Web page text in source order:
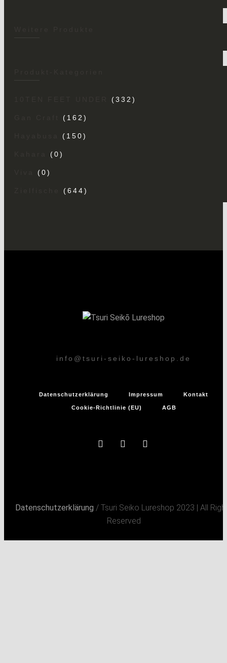
(332)
(162)
(150)
(0)
(0)
(644)
info@tsuri-seiko-lureshop.de
Datenschutzerklärung Impressum Kontakt
Cookie-Richtlinie (EU) AGB
Datenschutzerklärung / Tsuri Seiko Lureshop 2023 | All
Reserved